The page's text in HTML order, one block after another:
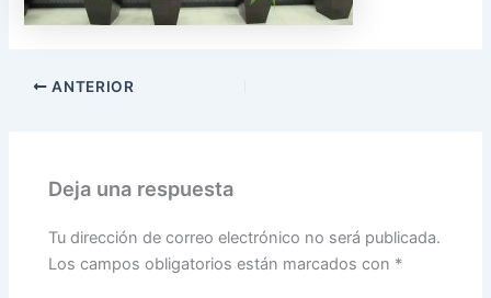
ANTERIOR
Deja una respuesta
Tu dirección de correo electrónico no será publicada.
Los campos obligatorios están marcados con *